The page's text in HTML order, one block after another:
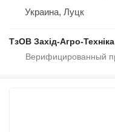
Украина, Луцк
ТзОВ Захід-Агро-Техніка